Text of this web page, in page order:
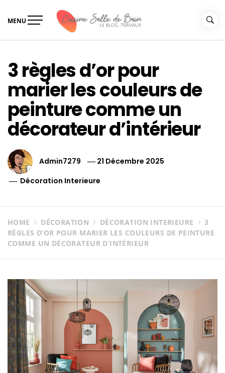
MENU
3 règles d’or pour
marier les couleurs de
peinture comme un
décorateur d’intérieur
Admin7279
21 Décembre 2025
Décoration Interieure
HOME DÉCORATION DÉCORATION INTERIEURE
3
RÈGLES D’OR POUR MARIER LES COULEURS DE PEINTURE
COMME UN DÉCORATEUR D’INTÉRIEUR